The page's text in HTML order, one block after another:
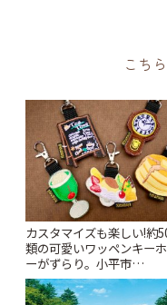
こち
カスタマイズも楽しい!約
類の可愛いワッペンキー
ーがずらり。小平市
「Kimamaya T&K」 | こ
ぷ